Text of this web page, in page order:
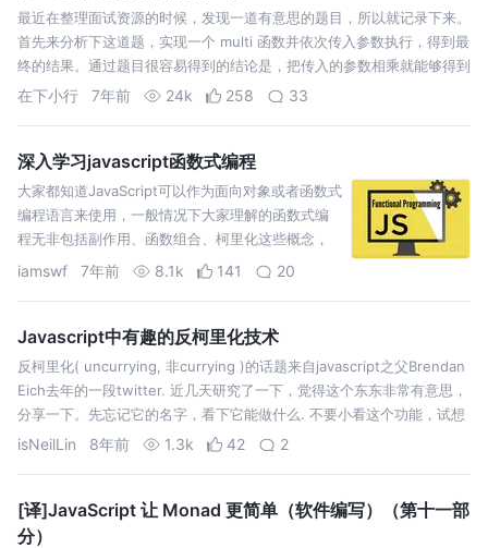
最近在整理面试资源的时候，发现一道有意思的题目，所以就记录下来。
首先来分析下这道题，实现一个 multi 函数并依次传入参数执行，得到最
终的结果。通过题目很容易得到的结论是，把传入的参数相乘就能够得到
需要的结果，也就是 2X3X4 = 24。 那么如何实现 multi 函数去…
在下小行 7年前 24k 258 33
深入学习javascript函数式编程
大家都知道JavaScript可以作为面向对象或者函数式
编程语言来使用，一般情况下大家理解的函数式编
程无非包括副作用、函数组合、柯里化这些概念，
其实并不然，如果往深了解学习会发现函数式编程
iamswf 7年前 8.1k 141 20
Javascript中有趣的反柯里化技术
反柯里化( uncurrying, 非currying )的话题来自javascript之父Brendan
Eich去年的一段twitter. 近几天研究了一下，觉得这个东东非常有意思，
分享一下。先忘记它的名字，看下它能做什么. 不要小看这个功能，试想
下，我们在写一个库的时候，…
isNeilLin 8年前 1.3k 42 2
[译]JavaScript 让 Monad 更简单（软件编写）（第十一部
分）